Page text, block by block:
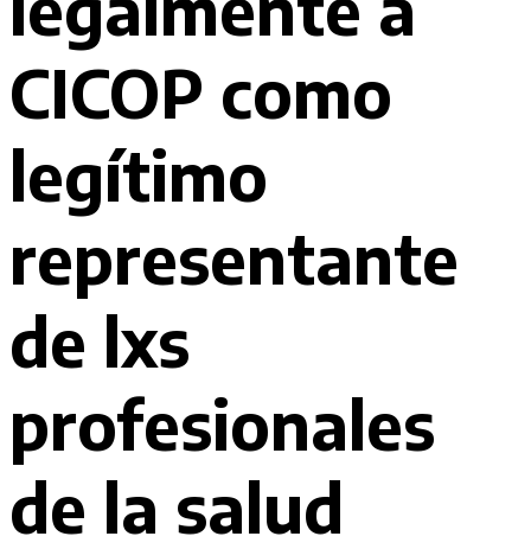
CICOP como
legítimo
representante
de lxs
profesionales
de la salud